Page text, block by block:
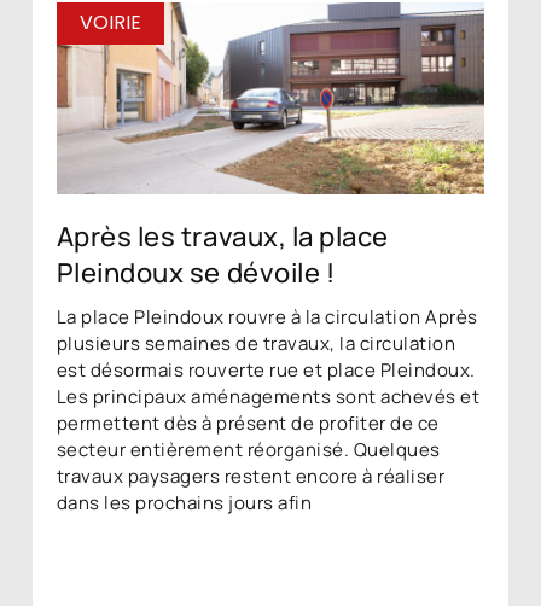
VOIRIE
Après les travaux, la place
Pleindoux se dévoile !
La place Pleindoux rouvre à la circulation Après
plusieurs semaines de travaux, la circulation
est désormais rouverte rue et place Pleindoux.
Les principaux aménagements sont achevés et
permettent dès à présent de profiter de ce
secteur entièrement réorganisé. Quelques
travaux paysagers restent encore à réaliser
dans les prochains jours afin